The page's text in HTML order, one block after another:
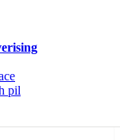
pil